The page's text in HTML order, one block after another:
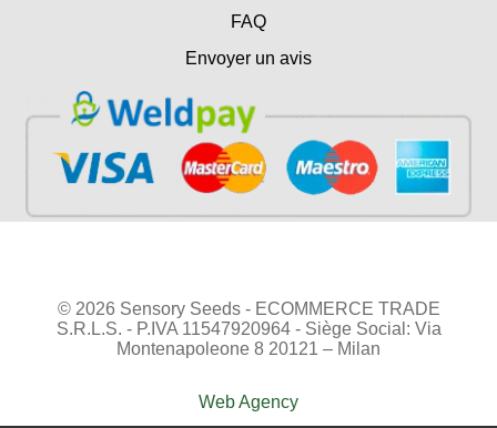
FAQ
Envoyer un avis
© 2026 Sensory Seeds - ECOMMERCE TRADE
S.R.L.S. - P.IVA 11547920964 - Siège Social: Via
Montenapoleone 8 20121 – Milan
Web Agency